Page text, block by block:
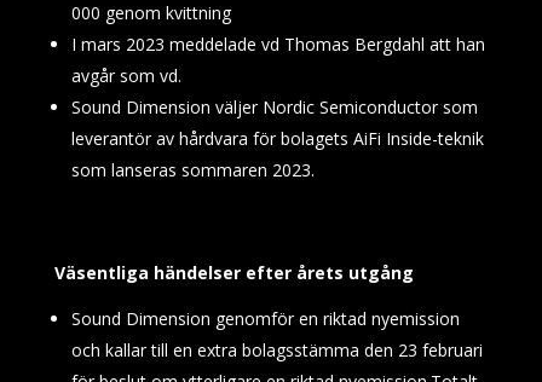
000 genom kvittning
I mars 2023 meddelade vd Thomas Bergdahl att han
avgår som vd.
Sound Dimension väljer Nordic Semiconductor som
leverantör av hårdvara för bolagets AiFi Inside-teknik
som lanseras sommaren 2023.
Väsentliga händelser efter årets utgång
Sound Dimension genomför en riktad nyemission
och kallar till en extra bolagsstämma den 23 februari